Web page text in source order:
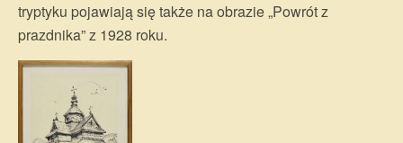
tryptyku pojawiają się także na obrazie „Powrót z
prazdnika” z 1928 roku.